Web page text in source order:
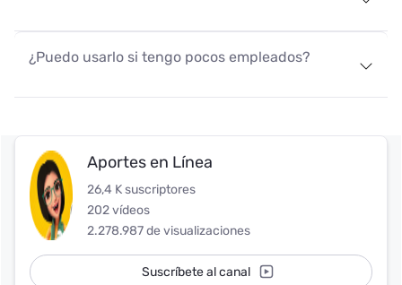
¿Puedo usarlo si tengo pocos empleados?
Aportes en Línea
26,4 K suscriptores
202 vídeos
2.278.987 de visualizaciones
Suscríbete al canal